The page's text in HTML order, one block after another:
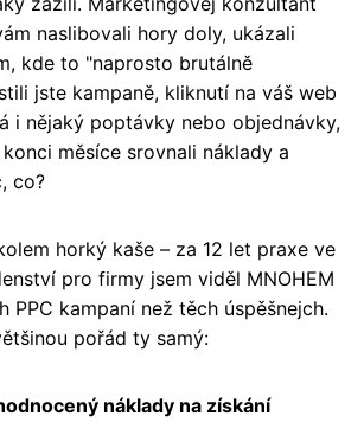
naslibovali hory doly, ukázali
kde to "naprosto brutálně
jste kampaně, kliknutí na váš web
i nějaký poptávky nebo objednávky,
měsíce srovnali náklady a
co?
horký kaše – za 12 let praxe ve
pro firmy jsem viděl MNOHEM
PPC kampaní než těch úspěšnejch.
pořád ty samý:
náklady na získání